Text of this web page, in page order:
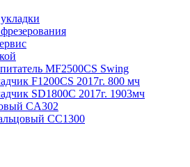
MF2500CS Swing
F1200CS 2017г. 800 мч
SD1800C 2017г. 1903мч
CA302
CC1300